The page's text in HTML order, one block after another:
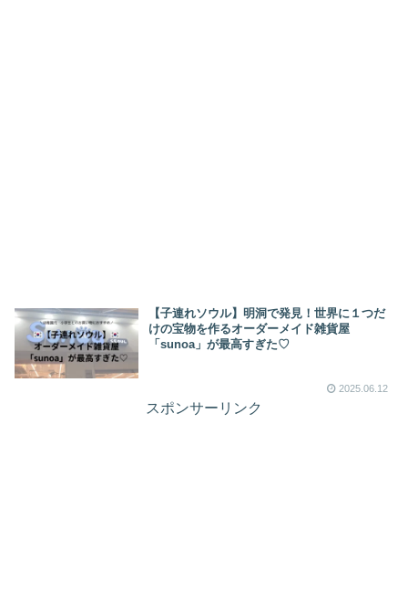
【子連れソウル】明洞で発見！世界に１つだ
けの宝物を作るオーダーメイド雑貨屋
「sunoa」が最高すぎた♡
2025.06.12
スポンサーリンク